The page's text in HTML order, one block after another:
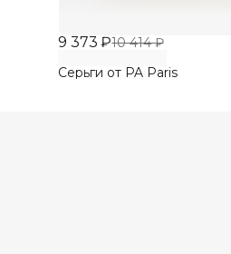
9 373 ₽10 414 ₽
Серьги от PA Paris